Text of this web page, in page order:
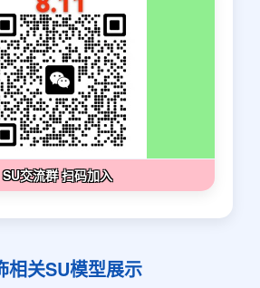
SU交流群 扫码加入
相关SU模型展示